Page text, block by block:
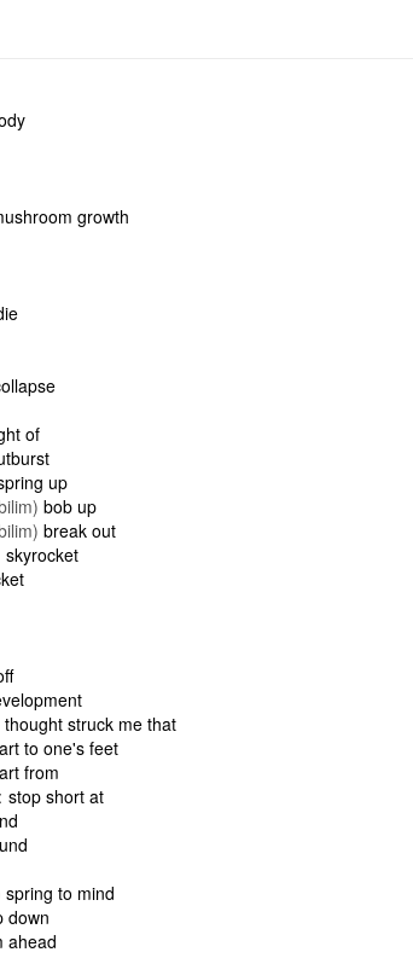
growth
of
up
bob up
break out
skyrocket
thought struck me that
to one's feet
from
stop short at
spring to mind
down
ahead